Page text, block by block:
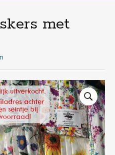
met